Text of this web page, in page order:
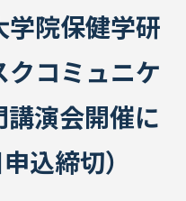
院保健学研
コミュニケ
演会開催に
込締切）